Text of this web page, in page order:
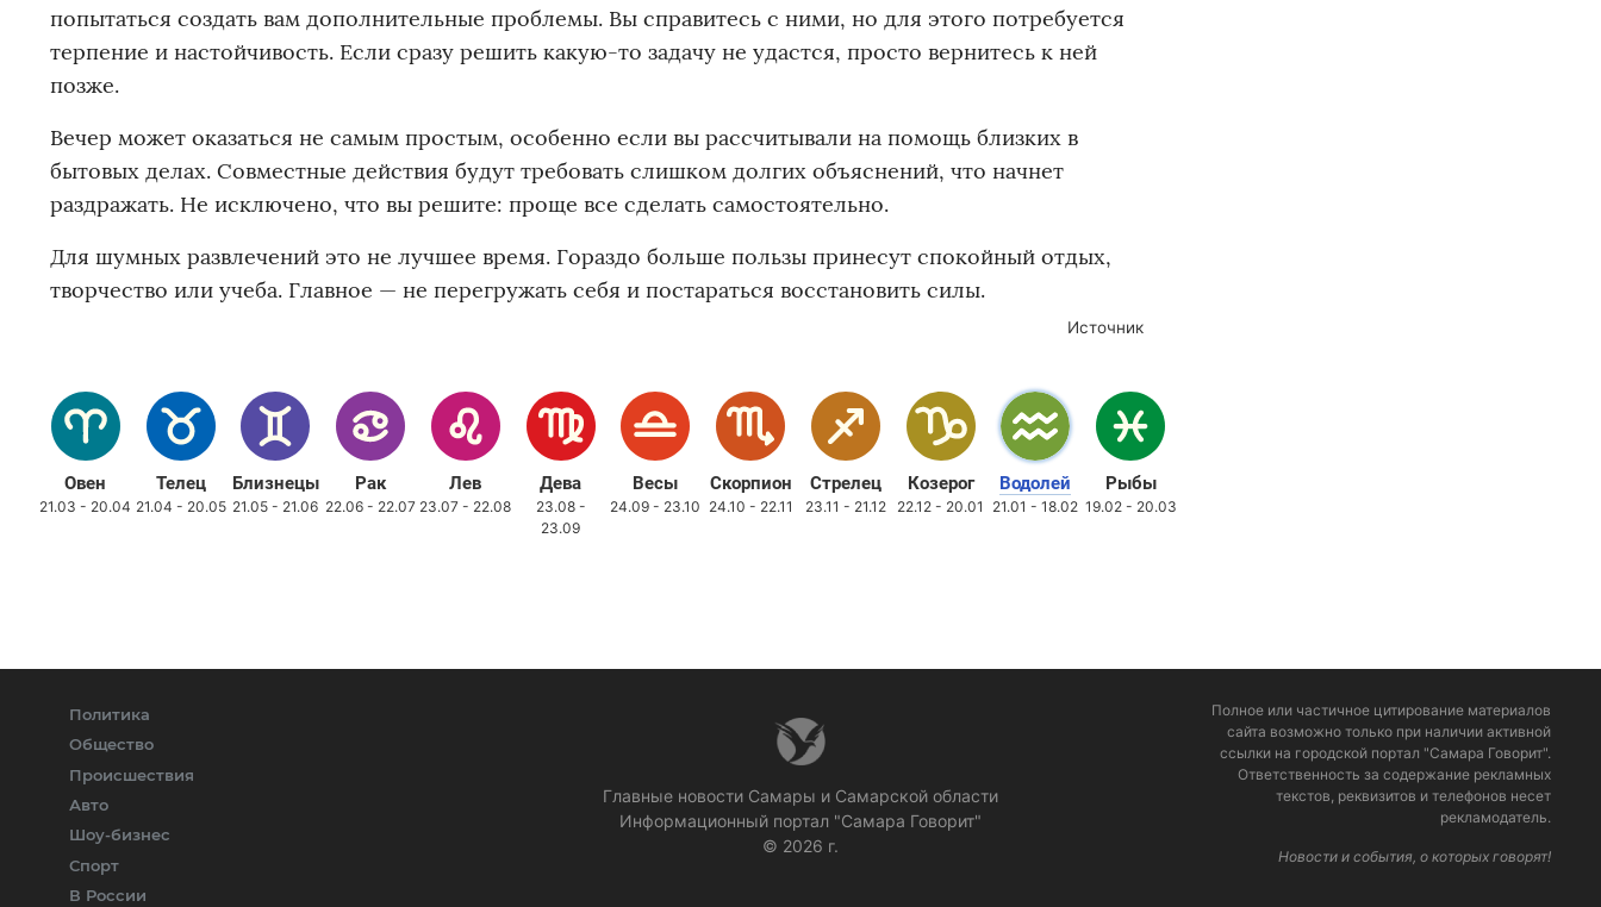
попытаться создать вам дополнительные проблемы. Вы справитесь с ними, но для этого потребуется
терпение и настойчивость. Если сразу решить какую-то задачу не удастся, просто вернитесь к ней
позже.
Вечер может оказаться не самым простым, особенно если вы рассчитывали на помощь близких в
бытовых делах. Совместные действия будут требовать слишком долгих объяснений, что начнет
раздражать. Не исключено, что вы решите: проще все сделать самостоятельно.
Для шумных развлечений это не лучшее время. Гораздо больше пользы принесут спокойный отдых,
творчество или учеба. Главное — не перегружать себя и постараться восстановить силы.
Источник
Овен
21.03 - 20.04
Телец
21.04 - 20.05
Близнецы
21.05 - 21.06
Рак
22.06 - 22.07
Лев
23.07 - 22.08
Дева
23.08 -
23.09
Весы
24.09 - 23.10
Скорпион
24.10 - 22.11
Стрелец
23.11 - 21.12
Козерог
22.12 - 20.01
Водолей
21.01 - 18.02
Рыбы
19.02 - 20.03
Политика
Общество
Происшествия
Авто
Шоу-бизнес
Спорт
В России
Главные новости Самары и Самарской области
Информационный портал "Самара Говорит"
© 2026 г.
Полное или частичное цитирование материалов
сайта возможно только при наличии активной
ссылки на городской портал "Самара Говорит".
Ответственность за содержание рекламных
текстов, реквизитов и телефонов несет
рекламодатель.
Новости и события, о которых говорят!